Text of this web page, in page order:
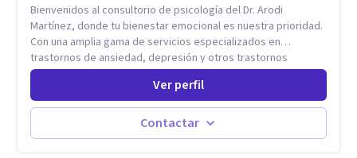
Bienvenidos al consultorio de psicología del Dr. Arodi
Martínez, donde tu bienestar emocional es nuestra prioridad.
Con una amplia gama de servicios especializados en
trastornos de ansiedad, depresión y otros trastornos
emocionales, estamos dedicados a ofrecerte el mejor
tratamiento para mejorar tu salud mental. En nuestro
consultorio, ofrecemos una variedad de terapias y
tratamientos diseñados para satisfacer tus necesidades
específicas: Terapia para Trastornos de Ansiedad y
Ver perfil
Contactar